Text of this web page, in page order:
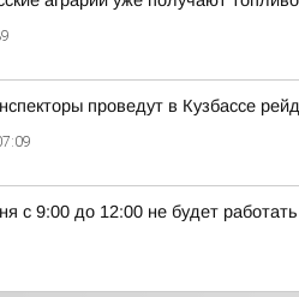
проведут в Кузбассе
с 9:00 до 12:00 не будет